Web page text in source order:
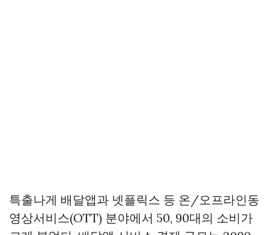
특출나게 배달앱과 넷플릭스 등 온/오프라인동
영상서비스(OTT) 분야에서 50, 90대의 소비가